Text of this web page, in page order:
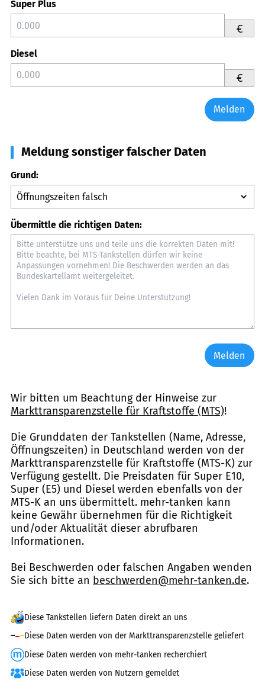
Super Plus
€
Diesel
€
Melden
Meldung sonstiger falscher Daten
Grund:
Übermittle die richtigen Daten:
Melden
Wir bitten um Beachtung der Hinweise zur
Markttransparenzstelle für Kraftstoffe (MTS)!
Die Grunddaten der Tankstellen (Name, Adresse,
Öffnungszeiten) in Deutschland werden von der
Markttransparenzstelle für Kraftstoffe (MTS-K) zur
Verfügung gestellt. Die Preisdaten für Super E10,
Super (E5) und Diesel werden ebenfalls von der
MTS-K an uns übermittelt. mehr-tanken kann
keine Gewähr übernehmen für die Richtigkeit
und/oder Aktualität dieser abrufbaren
Informationen.
Bei Beschwerden oder falschen Angaben wenden
Sie sich bitte an beschwerden@mehr-tanken.de.
Diese Tankstellen liefern Daten direkt an uns
Diese Daten werden von der Markttransparenzstelle geliefert
Diese Daten werden von mehr-tanken recherchiert
Diese Daten werden von Nutzern gemeldet